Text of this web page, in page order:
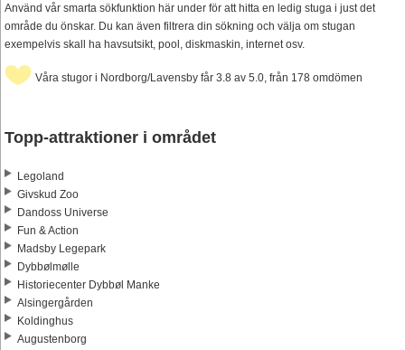
Använd vår smarta sökfunktion här under för att hitta en ledig stuga i just det
område du önskar. Du kan även filtrera din sökning och välja om stugan
exempelvis skall ha havsutsikt, pool, diskmaskin, internet osv.
Våra stugor i Nordborg/Lavensby får 3.8 av 5.0, från 178 omdömen
Topp-attraktioner i området
Legoland
Givskud Zoo
Dandoss Universe
Fun & Action
Madsby Legepark
Dybbølmølle
Historiecenter Dybbøl Manke
Alsingergården
Koldinghus
Augustenborg